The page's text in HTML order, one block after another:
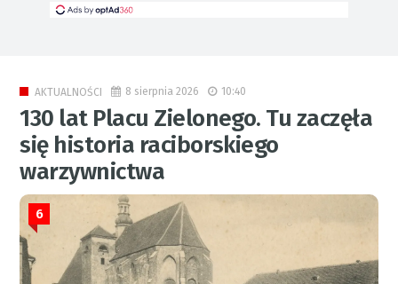
AKTUALNOŚCI 8 sierpnia 2026 10:40
130 lat Placu Zielonego. Tu zaczęła
się historia raciborskiego
warzywnictwa
6